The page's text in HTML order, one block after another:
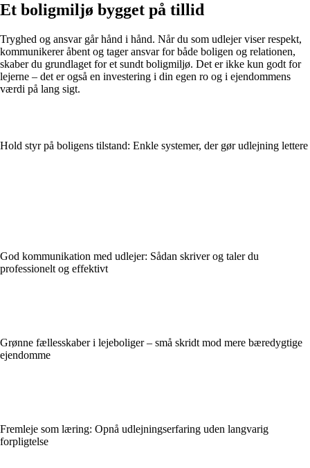
Et boligmiljø bygget på tillid
Tryghed og ansvar går hånd i hånd. Når du som udlejer viser respekt,
kommunikerer åbent og tager ansvar for både boligen og relationen,
skaber du grundlaget for et sundt boligmiljø. Det er ikke kun godt for
lejerne – det er også en investering i din egen ro og i ejendommens
værdi på lang sigt.
Hold styr på boligens tilstand: Enkle systemer, der gør udlejning lettere
God kommunikation med udlejer: Sådan skriver og taler du
professionelt og effektivt
Grønne fællesskaber i lejeboliger – små skridt mod mere bæredygtige
ejendomme
Fremleje som læring: Opnå udlejningserfaring uden langvarig
forpligtelse